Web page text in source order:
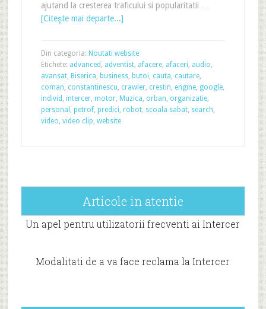
ajutand la cresterea traficului si popularitatii …
[Citeşte mai departe...]
Din categoria: Noutati website
Etichete: advanced , adventist, afacere, afaceri, audio,
avansat, Biserica, business, butoi, cauta, cautare,
coman, constantinescu, crawler, crestin, engine, google,
individ , intercer, motor, Muzica, orban, organizatie,
personal , petrof, predici, robot, scoala sabat, search,
video, video clip, website
Articole in atentie
Un apel pentru utilizatorii frecventi ai Intercer
Modalitati de a va face reclama la Intercer